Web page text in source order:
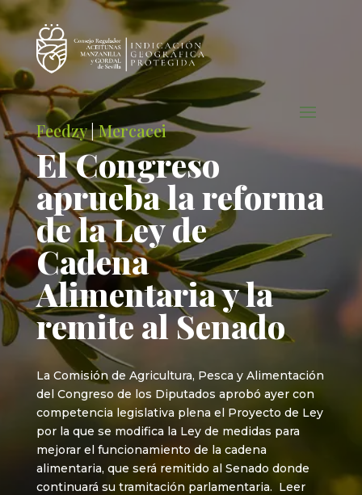
Feedzy|Mercacei
El Congreso
aprueba la reforma
de la Ley de
Cadena
Alimentaria y la
remite al Senado
La Comisión de Agricultura, Pesca y Alimentación
del Congreso de los Diputados aprobó ayer con
competencia legislativa plena el Proyecto de Ley
por la que se modifica la Ley de medidas para
mejorar el funcionamiento de la cadena
alimentaria, que será remitido al Senado donde
continuará su tramitación parlamentaria. Leer